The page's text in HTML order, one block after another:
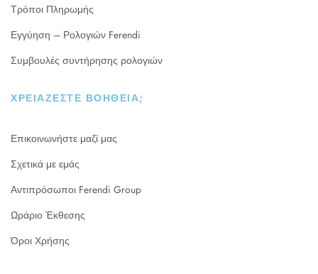
Τρόποι Πληρωμής
Εγγύηση – Ρολογιών Ferendi
Συμβουλές συντήρησης ρολογιών
ΧΡΕΙΆΖΕΣΤΕ ΒΟΉΘΕΙΑ;
Επικοινωνήστε μαζί μας
Σχετικά με εμάς
Αντιπρόσωποι Ferendi Group
Ωράριο Έκθεσης
Όροι Χρήσης